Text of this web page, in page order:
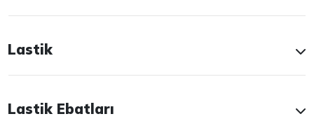
Lastik
Lastik Ebatları